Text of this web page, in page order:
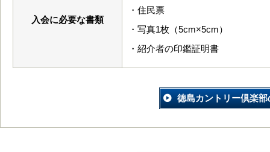
入会に必要な書類
・住民票
・写真1枚（5cm×5cm）
・紹介者の印鑑証明書
徳島カントリー倶楽